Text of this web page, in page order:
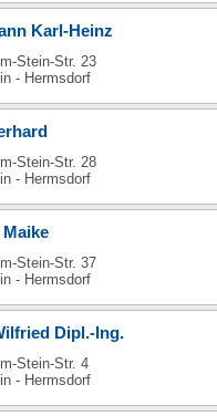
Karl-Heinz
Stein-Str. 23
- Hermsdorf
Stein-Str. 28
- Hermsdorf
Stein-Str. 37
- Hermsdorf
Dipl.-Ing.
Stein-Str. 4
- Hermsdorf